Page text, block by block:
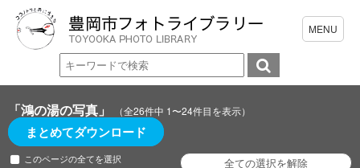
「鴻の湯の写真」 （全26件中 1〜24件目を表示）
まとめてダウンロード
このページの全てを選択